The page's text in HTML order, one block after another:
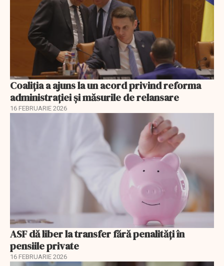
Coaliția a ajuns la un acord privind reforma
administrației și măsurile de relansare
16 FEBRUARIE 2026
ASF dă liber la transfer fără penalități în
pensiile private
16 FEBRUARIE 2026